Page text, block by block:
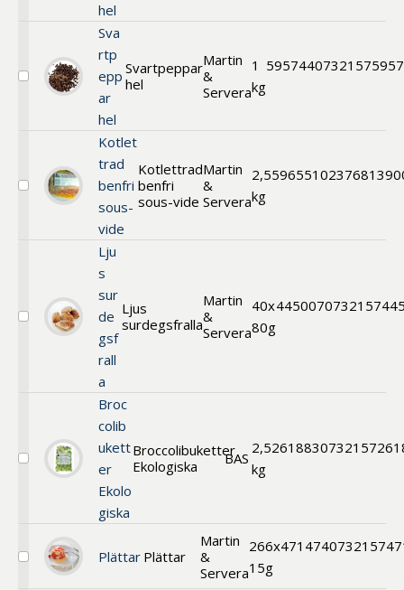
hel
Välj
Sva
rtp
epp
ar
hel
Svartpeppar
hel
Martin
&
Servera
1
kg
595744
Välj
sous-
Kotlet
trad
benfri
sous-
vide
Kotlettrad
benfri
sous-vide
Martin
&
Servera
2,5
kg
596551
Välj
Lju
s
sur
de
gsf
rall
a
Ljus
surdegsfralla
Martin
&
Servera
40x
80g
445007
Välj
Broc
colib
ukett
er
Ekolo
giska
Broccolibuketter
Ekologiska
BAS
2,5
kg
261883
Välj
Plättar Plättar
Martin
&
Servera
266x
15g
471474